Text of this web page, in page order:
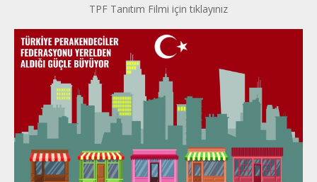
İpek Yolu PERDER
Kayseri PERDER
Karadeniz Perder
Konya PERDER
Van PERDER
BEYPER
TPF Tanıtım Filmi için tıklayınız